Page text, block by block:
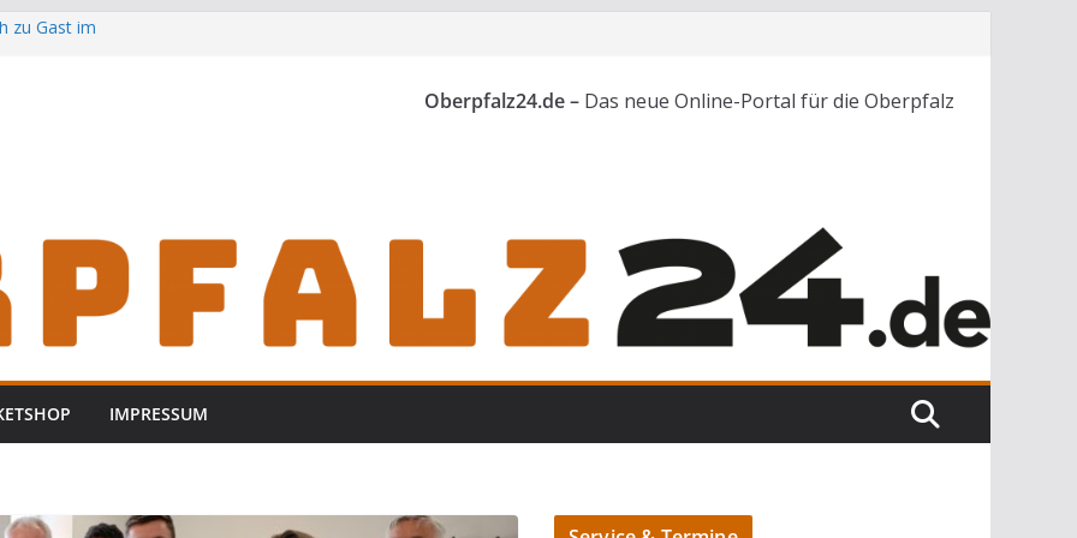
zu Gast im
Oberpfalz24.de – Das neue Online-Portal für die Oberpfalz
IMPRESSUM